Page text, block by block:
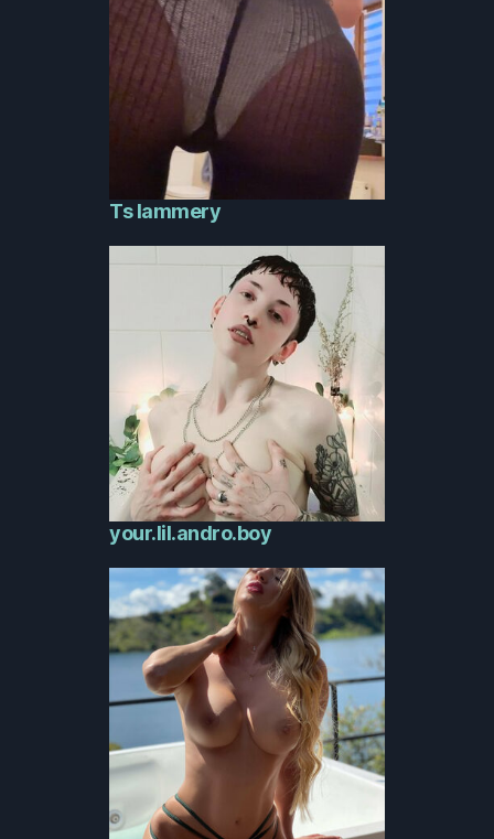
Ts Iammery
your.lil.andro.boy